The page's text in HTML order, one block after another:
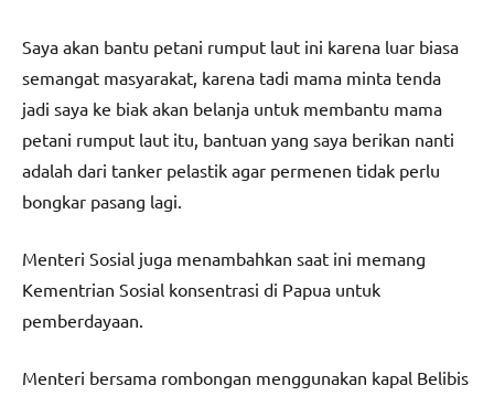
Saya akan bantu petani rumput laut ini karena luar biasa
semangat masyarakat, karena tadi mama minta tenda
jadi saya ke biak akan belanja untuk membantu mama
petani rumput laut itu, bantuan yang saya berikan nanti
adalah dari tanker pelastik agar permenen tidak perlu
bongkar pasang lagi.
Menteri Sosial juga menambahkan saat ini memang
Kementrian Sosial konsentrasi di Papua untuk
pemberdayaan.
Menteri bersama rombongan menggunakan kapal Belibis